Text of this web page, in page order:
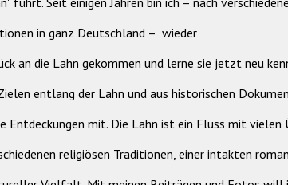
in ganz Deutschland – wieder
an die Lahn gekommen und lerne sie jetzt neu
entlang der Lahn und aus historischen
Entdeckungen mit. Die Lahn ist ein Fluss mit vielen
religiösen Traditionen, einer intakten